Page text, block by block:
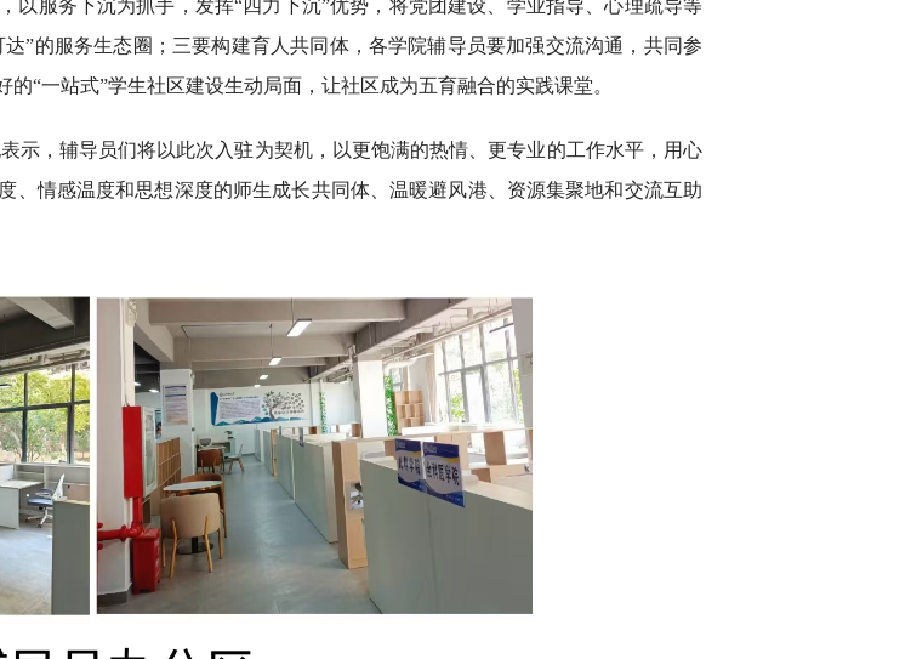
以服务下沉为抓手，发挥“四力下沉”优势，将党团建设、学业指导、心理疏导等
”的服务生态圈；三要构建育人共同体，各学院辅导员要加强交流沟通，共同参
“一站式”学生社区建设生动局面，让社区成为五育融合的实践课堂。
示，辅导员们将以此次入驻为契机，以更饱满的热情、更专业的工作水平，用心
、情感温度和思想深度的师生成长共同体、温暖避风港、资源集聚地和交流互助